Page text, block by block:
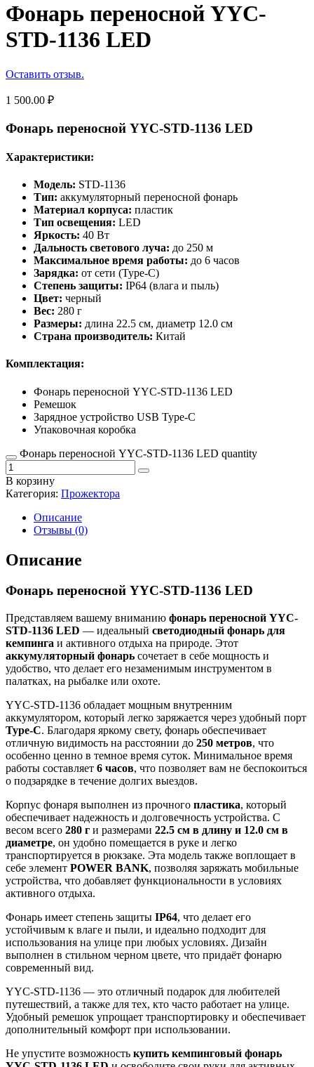
Фонарь переносной YYC-
STD-1136 LED
Оставить отзыв.
1 500.00 ₽
Фонарь переносной YYC-STD-1136 LED
Характеристики:
Модель: STD-1136
Тип: аккумуляторный переносной фонарь
Материал корпуса: пластик
Тип освещения: LED
Яркость: 40 Вт
Дальность светового луча: до 250 м
Максимальное время работы: до 6 часов
Зарядка: от сети (Type-C)
Степень защиты: IP64 (влага и пыль)
Цвет: черный
Вес: 280 г
Размеры: длина 22.5 см, диаметр 12.0 см
Страна производитель: Китай
Комплектация:
Фонарь переносной YYC-STD-1136 LED
Ремешок
Зарядное устройство USB Type-C
Упаковочная коробка
Фонарь переносной YYC-STD-1136 LED quantity
В корзину
Категория: Прожектора
Описание
Отзывы (0)
Описание
Фонарь переносной YYC-STD-1136 LED
Представляем вашему вниманию фонарь переносной YYC-
STD-1136 LED — идеальный светодиодный фонарь для
кемпинга и активного отдыха на природе. Этот
аккумуляторный фонарь сочетает в себе мощность и
удобство, что делает его незаменимым инструментом в
палатках, на рыбалке или охоте.
YYC-STD-1136 обладает мощным внутренним
аккумулятором, который легко заряжается через удобный порт
Type-C. Благодаря яркому свету, фонарь обеспечивает
отличную видимость на расстоянии до 250 метров, что
особенно ценно в темное время суток. Минимальное время
работы составляет 6 часов, что позволяет вам не беспокоиться
о подзарядке в течение долгих выездов.
Корпус фонаря выполнен из прочного пластика, который
обеспечивает надежность и долговечность устройства. С
весом всего 280 г и размерами 22.5 см в длину и 12.0 см в
диаметре, он удобно помещается в руке и легко
транспортируется в рюкзаке. Эта модель также воплощает в
себе элемент POWER BANK, позволяя заряжать мобильные
устройства, что добавляет функциональности в условиях
активного отдыха.
Фонарь имеет степень защиты IP64, что делает его
устойчивым к влаге и пыли, и идеально подходит для
использования на улице при любых условиях. Дизайн
выполнен в стильном черном цвете, что придаёт фонарю
современный вид.
YYC-STD-1136 — это отличный подарок для любителей
путешествий, а также для тех, кто часто работает на улице.
Удобный ремешок упрощает транспортировку и обеспечивает
дополнительный комфорт при использовании.
Не упустите возможность купить кемпинговый фонарь